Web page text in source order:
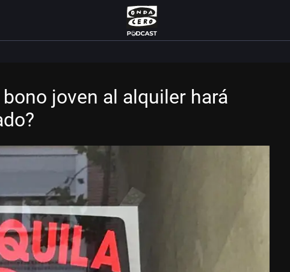
joven al alquiler hará